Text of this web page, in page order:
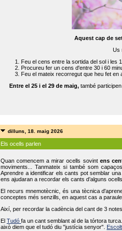
Aquest cap de
Us
Feu el cens entre la sortida del sol i les
Procureu fer un cens d'entre 30 i 60
Feu el mateix recorregut que heu fet en
Entre el 25 i el 29 de maig, també
dilluns, 18. maig 2026
Els ocells parlen
Quan comencem a mirar ocells sovint ens
moviments... Tanmateix si també som
Aprendre a identificar els cants pot semblar
ens ajudaran a recordar els cants d’alguns
El recurs mnemotècnic, és una tècnica
conceptes més senzills, en aquest cas a
Així, per recordar la cadència del cant de 3
ElTudófa un cant semblant al de la tórtora
això diem que el tudó diu "justícia senyor".